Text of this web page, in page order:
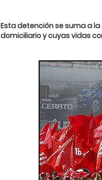
Esta detención se suma a
domiciliario y cuyas vidas